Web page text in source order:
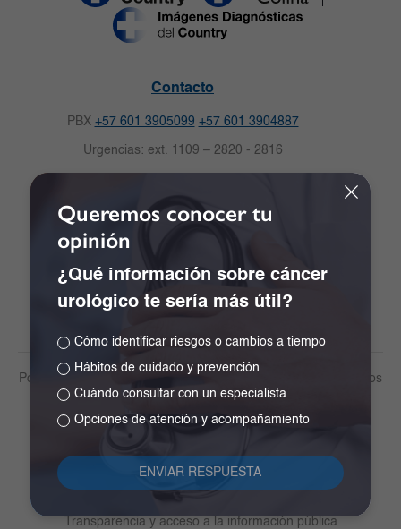
Queremos conocer tu
opinión
¿Qué información sobre cáncer
urológico te sería más útil?
Cómo identificar riesgos o cambios a tiempo
Hábitos de cuidado y prevención
Cuándo consultar con un especialista
Opciones de atención y acompañamiento
Contacto
PBX +57 601 3905099 +57 601 3904887
Urgencias: ext. 1109 – 2820 - 2816
Solicitud de citas
Carrera 16 No.82-57. Bogotá, Colombia.
Notificaciones Judiciales:
notificacionescdc@clinicadelcountry.com
Política de tratamiento de datos personales y otros lineamientos
Participa
Centro de ayuda ética y cumplimiento
Transparencia y acceso a la información pública